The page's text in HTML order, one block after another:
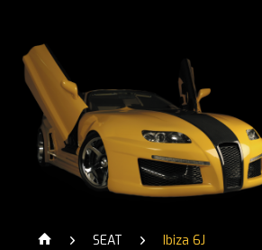
SEAT Ibiza 6J